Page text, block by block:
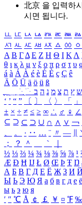
北京 을 입력하
시면 됩니다.
ㅥ ㅦ ㅧ ㅨ ㅩ ㅪ ㅫ ㅬ
ㅺ ㅻ ㅼ ㅽ ㅾ ㅿ ㆀ ㆁ
Α Β ΓΔ Ε Ζ Η Θ Ι ΚΛ
θ ι κ λ μ ν ξ ο π ρ σ τ υ
á à Á À é è É È ç Ç ê
Ä Ö Ü ä ö ü ß
ִֶֹ ֻּ ׁׂ ש ץ ת צ מ נ ה ב
‘ ’ “ ” 〔 〕 〈 〉 「 」
± × ÷ ≠ ≤ ≥ ∞ ∴ ♂ ♀ ∠
⊆ ⊇ ⊂ ⊃ ∪ ∩ ∧ ∨ ￢
、
。 · ‥ … ¨ 〃 ―
；
？ ＾ ｀
½ ⅓ ⅔ ¼ ¾ ⅛ ⅜ ⅝ ⅞ ¹
Æ Ð Ħ Ĳ Ł Ø Œ Þ Ŧ Ŋ
А Б В Г Д Е Ё Ж З И Й
Ы Ь Э Ю Я а б в г д е ё
ы ь э ю я
′ ″ ℃ Å ￠ ￡ ￥ ¤ ℉